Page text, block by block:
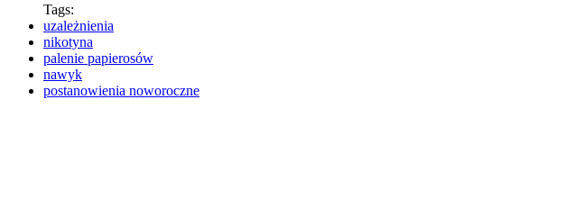
Tags:
uzależnienia
nikotyna
palenie papierosów
nawyk
postanowienia noworoczne